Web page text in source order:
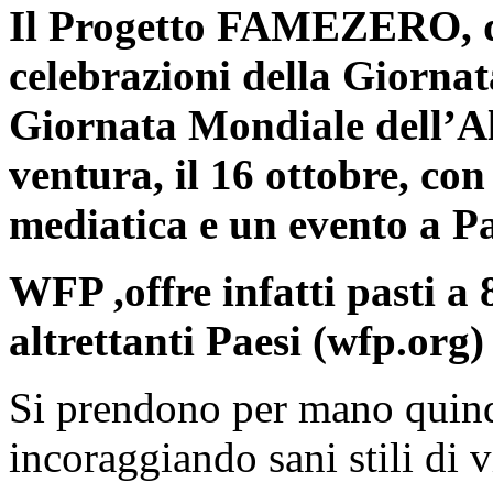
Il Progetto FAMEZERO,
celebrazioni della
Giornata Mondiale
ventura, il 16 ottobre,
mediatica e un evento a
WFP ,offre infatti pasti a
altrettanti Paesi (wfp.org)
Si prendono per mano
incoraggiando sani stili di